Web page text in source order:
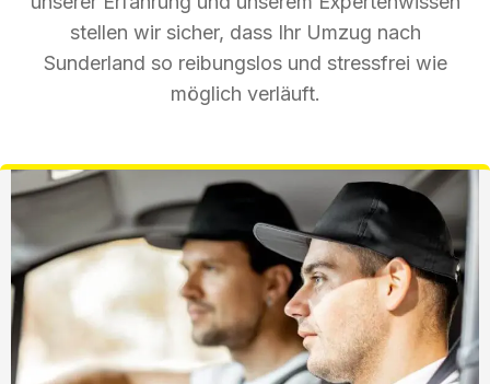
stellen wir sicher, dass Ihr Umzug nach
Sunderland so reibungslos und stressfrei wie
möglich verläuft.